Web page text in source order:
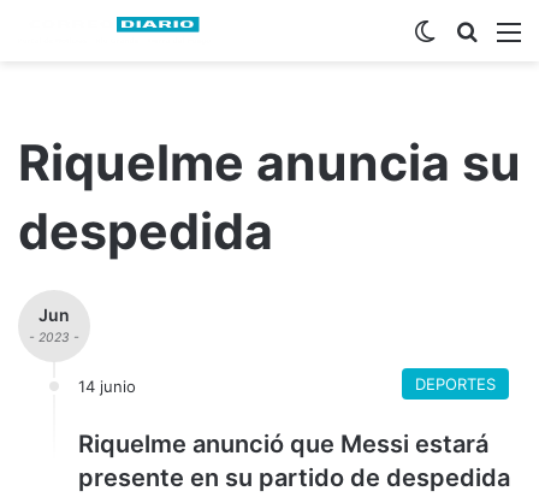
Buscar
Switch skin
Riquelme anuncia su
despedida
Jun
- 2023 -
14 junio DEPORTES
Riquelme anunció que Messi estará
presente en su partido de despedida